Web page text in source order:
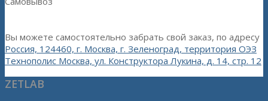
Вы можете самостоятельно забрать свой заказ, по адресу
Россия, 124460, г. Москва, г. Зеленоград, территория ОЭЗ
Технополис Москва, ул. Конструктора Лукина, д. 14, стр. 12
ZETLAB